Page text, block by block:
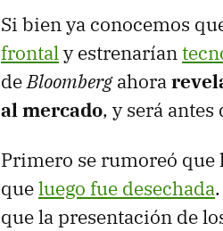
Si bien ya conocemos
frontaly estrenarían
deBloombergahora
al mercado, y será antes
Primero se rumoreó que
queluego fue desechada
que la presentación de